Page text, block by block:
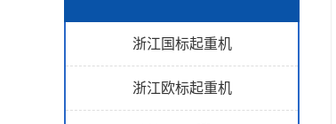
浙江国标起重机
浙江欧标起重机